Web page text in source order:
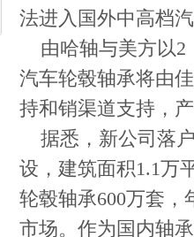
法进入国外中高档
由哈轴与美方以
汽车轮毂轴承将由
持和销渠道支持，
据悉，新公司落
设，建筑面积1.1万
轮毂轴承600万套
市场。作为国内轴